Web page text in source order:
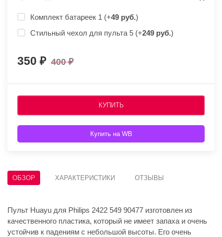
Комплект батареек 1 (+49 руб.)
Стильный чехол для пульта 5 (+249 руб.)
350 400
КУПИТЬ
Купить на WB
ОБЗОР ХАРАКТЕРИСТИКИ ОТЗЫВЫ
Пульт Huayu для Philips 2422 549 90477 изготовлен из
качественного пластика, который не имеет запаха и очень
устойчив к падениям с небольшой высоты. Его очень